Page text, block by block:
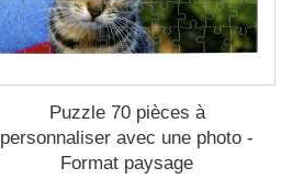
Puzzle 70 pièces à
personnaliser avec une photo -
Format paysage